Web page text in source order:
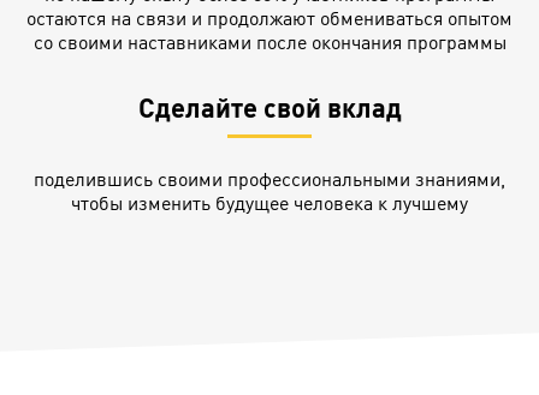
остаются на связи и продолжают обмениваться опытом
со своими наставниками после окончания программы
Сделайте свой вклад
поделившись своими профессиональными знаниями,
чтобы изменить будущее человека к лучшему